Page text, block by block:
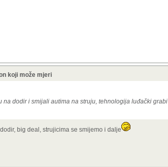
koji može mjeri
na dodir i smijali autima na struju, tehnologija luđački
big deal, strujicima se smijemo i dalje